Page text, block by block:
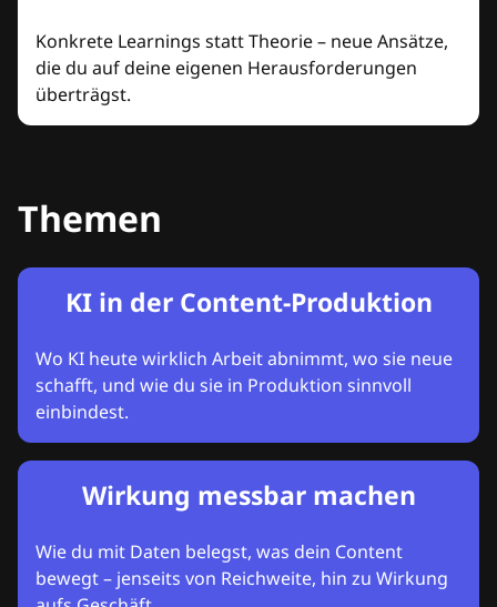
Konkrete Learnings statt Theorie – neue Ansätze,
die du auf deine eigenen Herausforderungen
überträgst.
Themen
KI in der Content-Produktion
Wo KI heute wirklich Arbeit abnimmt, wo sie neue
schafft, und wie du sie in Produktion sinnvoll
einbindest.
Wirkung messbar machen
Wie du mit Daten belegst, was dein Content
bewegt – jenseits von Reichweite, hin zu Wirkung